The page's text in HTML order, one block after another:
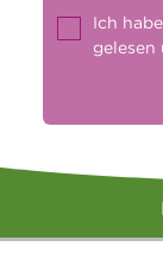
Ich
gelesen